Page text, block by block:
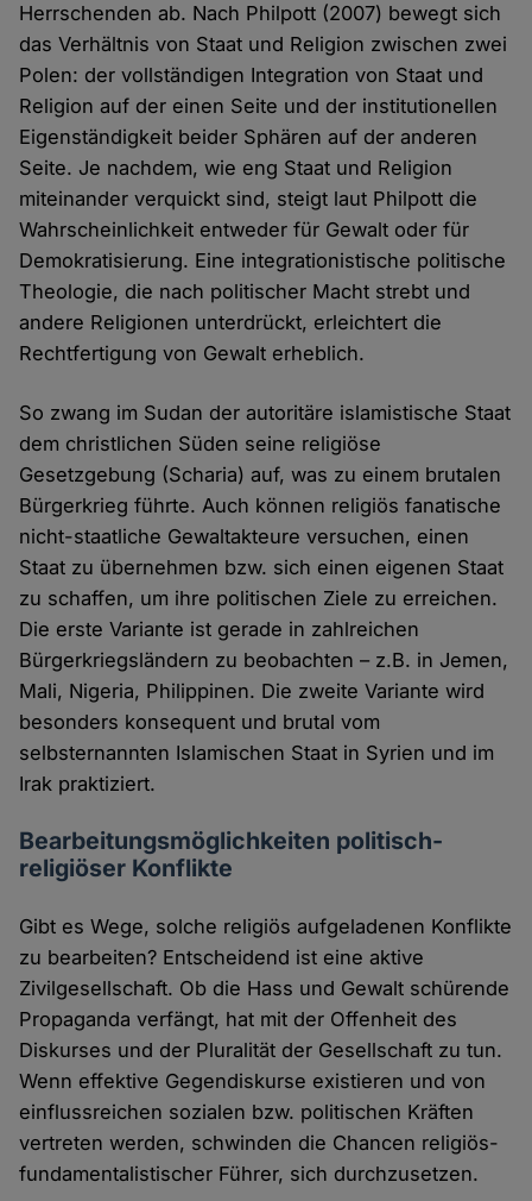
Herrschenden ab. Nach Philpott (2007) bewegt sich
das Verhältnis von Staat und Religion zwischen zwei
Polen: der vollständigen Integration von Staat und
Religion auf der einen Seite und der institutionellen
Eigenständigkeit beider Sphären auf der anderen
Seite. Je nachdem, wie eng Staat und Religion
miteinander verquickt sind, steigt laut Philpott die
Wahrscheinlichkeit entweder für Gewalt oder für
Demokratisierung. Eine integrationistische politische
Theologie, die nach politischer Macht strebt und
andere Religionen unterdrückt, erleichtert die
Rechtfertigung von Gewalt erheblich.
So zwang im Sudan der autoritäre islamistische Staat
dem christlichen Süden seine religiöse
Gesetzgebung (Scharia) auf, was zu einem brutalen
Bürgerkrieg führte. Auch können religiös fanatische
nicht-staatliche Gewaltakteure versuchen, einen
Staat zu übernehmen bzw. sich einen eigenen Staat
zu schaffen, um ihre politischen Ziele zu erreichen.
Die erste Variante ist gerade in zahlreichen
Bürgerkriegsländern zu beobachten – z.B. in Jemen,
Mali, Nigeria, Philippinen. Die zweite Variante wird
besonders konsequent und brutal vom
selbsternannten Islamischen Staat in Syrien und im
Irak praktiziert.
Bearbeitungsmöglichkeiten politisch-
religiöser Konflikte
Gibt es Wege, solche religiös aufgeladenen Konflikte
zu bearbeiten? Entscheidend ist eine aktive
Zivilgesellschaft. Ob die Hass und Gewalt schürende
Propaganda verfängt, hat mit der Offenheit des
Diskurses und der Pluralität der Gesellschaft zu tun.
Wenn effektive Gegendiskurse existieren und von
einflussreichen sozialen bzw. politischen Kräften
vertreten werden, schwinden die Chancen religiös-
fundamentalistischer Führer, sich durchzusetzen.